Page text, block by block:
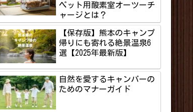
ペット用酸素室オーツーチ
ャージとは？
【保存版】熊本のキャンプ
帰りにも寄れる絶景温泉6
選【2025年最新版】
自然を愛するキャンパーの
ためのマナーガイド